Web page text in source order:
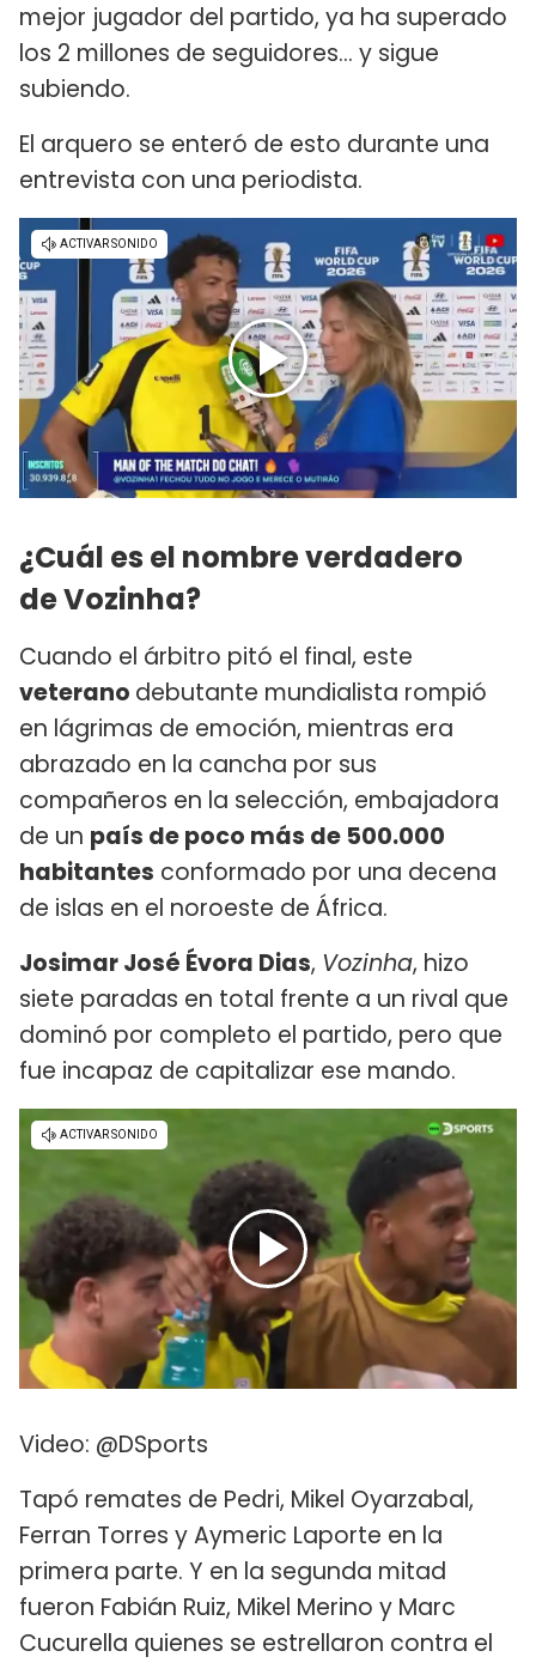
mejor jugador del partido, ya ha superado
los 2 millones de seguidores… y sigue
subiendo.
El arquero se enteró de esto durante una
entrevista con una periodista.
¿Cuál es el nombre verdadero
deVozinha?
Cuando el árbitro pitó el final, este
veterano debutante mundialista rompió
en lágrimas de emoción, mientras era
abrazado en la cancha por sus
compañeros en la selección, embajadora
de un país de poco más de 500.000
habitantes conformado por una decena
de islas en el noroeste de África.
Josimar José Évora Dias, Vozinha, hizo
siete paradas en total frente a un rival que
dominó por completo el partido, pero que
fue incapaz de capitalizar ese mando.
Video: @DSports
Tapó remates de Pedri, Mikel Oyarzabal,
Ferran Torres y Aymeric Laporte en la
primera parte. Y en la segunda mitad
fueron Fabián Ruiz, Mikel Merino y Marc
Cucurella quienes se estrellaron contra el